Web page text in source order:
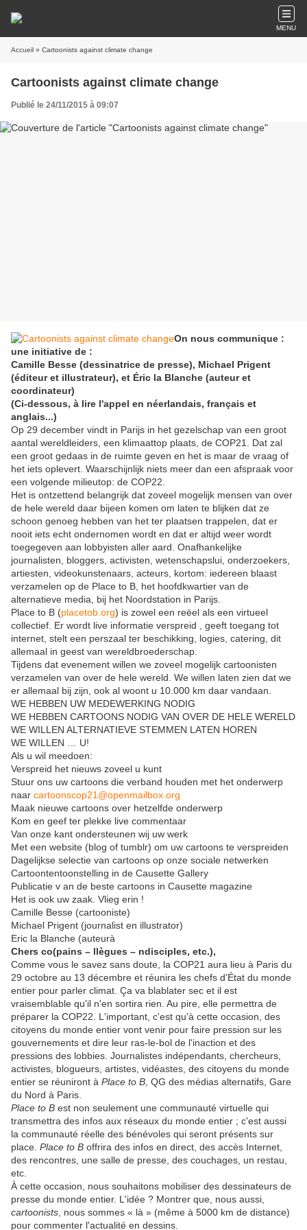
MENU
Accueil » Cartoonists against climate change
Cartoonists against climate change
Publié le 24/11/2015 à 09:07
On nous communique :
une initiative de :
Camille Besse (dessinatrice de presse), Michael Prigent
(éditeur et illustrateur), et Éric la Blanche (auteur et
coordinateur)
(Ci-dessous, à lire l'appel en néerlandais, français et
anglais...)
Op 29 december vindt in Parijs in het gezelschap van een groot
aantal wereldleiders, een klimaattop plaats, de COP21. Dat zal
een groot gedaas in de ruimte geven en het is maar de vraag of
het iets oplevert. Waarschijnlijk niets meer dan een afspraak voor
een volgende milieutop: de COP22.
Het is ontzettend belangrijk dat zoveel mogelijk mensen van over
de hele wereld daar bijeen komen om laten te blijken dat ze
schoon genoeg hebben van het ter plaatsen trappelen, dat er
nooit iets echt ondernomen wordt en dat er altijd weer wordt
toegegeven aan lobbyisten aller aard. Onafhankelijke
journalisten, bloggers, activisten, wetenschapslui, onderzoekers,
artiesten, videokunstenaars, acteurs, kortom: iedereen blaast
verzamelen op de Place to B, het hoofdkwartier van de
alternatieve media, bij het Noordstation in Parijs.
Place to B (placetob.org) is zowel een reëel als een virtueel
collectief. Er wordt live informatie verspreid , geeft toegang tot
internet, stelt een perszaal ter beschikking, logies, catering, dit
allemaal in geest van wereldbroederschap.
Tijdens dat evenement willen we zoveel mogelijk cartoonisten
verzamelen van over de hele wereld. We willen laten zien dat we
er allemaal bij zijn, ook al woont u 10.000 km daar vandaan.
WE HEBBEN UW MEDEWERKING NODIG
WE HEBBEN CARTOONS NODIG VAN OVER DE HELE WERELD
WE WILLEN ALTERNATIEVE STEMMEN LATEN HOREN
WE WILLEN … U!
Als u wil meedoen:
Verspreid het nieuws zoveel u kunt
Stuur ons uw cartoons die verband houden met het onderwerp
naar cartoonscop21@openmailbox.org
Maak nieuwe cartoons over hetzelfde onderwerp
Kom en geef ter plekke live commentaar
Van onze kant ondersteunen wij uw werk
Met een website (blog of tumblr) om uw cartoons te verspreiden
Dagelijkse selectie van cartoons op onze sociale netwerken
Cartoontentoonstelling in de Causette Gallery
Publicatie v an de beste cartoons in Causette magazine
Het is ook uw zaak. Vlieg erin !
Camille Besse (cartooniste)
Michael Prigent (journalist en illustrator)
Eric la Blanche (auteurà
Chers co(pains – llègues – ndisciples, etc.),
Comme vous le savez sans doute, la COP21 aura lieu à Paris du
29 octobre au 13 décembre et réunira les chefs d'État du monde
entier pour parler climat. Ça va blablater sec et il est
vraisemblable qu'il n'en sortira rien. Au pire, elle permettra de
préparer la COP22. L'important, c'est qu'à cette occasion, des
citoyens du monde entier vont venir pour faire pression sur les
gouvernements et dire leur ras-le-bol de l'inaction et des
pressions des lobbies. Journalistes indépendants, chercheurs,
activistes, blogueurs, artistes, vidéastes, des citoyens du monde
entier se réuniront à Place to B , QG des médias alternatifs, Gare
du Nord à Paris.
Place to B est non seulement une communauté virtuelle qui
transmettra des infos aux réseaux du monde entier ; c'est aussi
la communauté réelle des bénévoles qui seront présents sur
place. Place to B offrira des infos en direct, des accès Internet,
des rencontres, une salle de presse, des couchages, un restau,
etc.
À cette occasion, nous souhaitons mobiliser des dessinateurs de
presse du monde entier. L'idée ? Montrer que, nous aussi,
cartoonists , nous sommes « là » (même à 5000 km de distance)
pour commenter l'actualité en dessins.